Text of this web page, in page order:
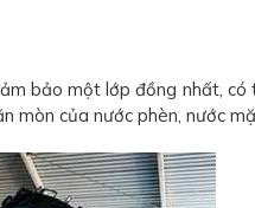
bảo một lớp đồng nhất, có
mòn của nước phèn, nước